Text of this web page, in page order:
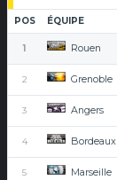
POS ÉQUIPE
1 Rouen
2 Grenoble
3 Angers
4 Bordeaux
5 Marseille